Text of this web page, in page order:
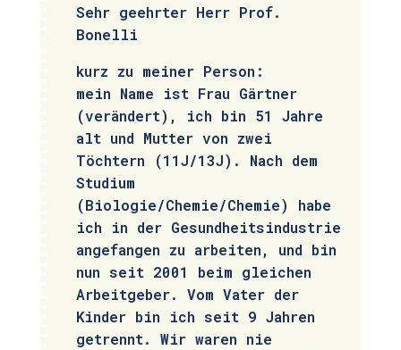
Sehr geehrter Herr Prof.
Bonelli
kurz zu meiner Person:
mein Name ist Frau Gärtner
(verändert), ich bin 51 Jahre
alt und Mutter von zwei
Töchtern (11J/13J). Nach dem
Studium
(Biologie/Chemie/Chemie) habe
ich in der Gesundheitsindustrie
angefangen zu arbeiten, und bin
nun seit 2001 beim gleichen
Arbeitgeber. Vom Vater der
Kinder bin ich seit 9 Jahren
getrennt. Wir waren nie